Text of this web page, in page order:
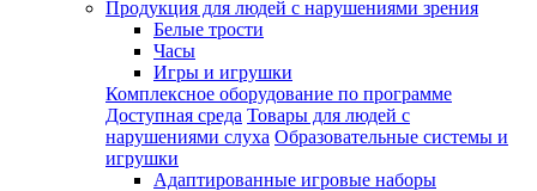
Продукция для людей с нарушениями зрения
Белые трости
Часы
Игры и игрушки
Комплексное оборудование по программе
Доступная среда Товары для людей с
нарушениями слуха Образовательные системы и
игрушки
Адаптированные игровые наборы